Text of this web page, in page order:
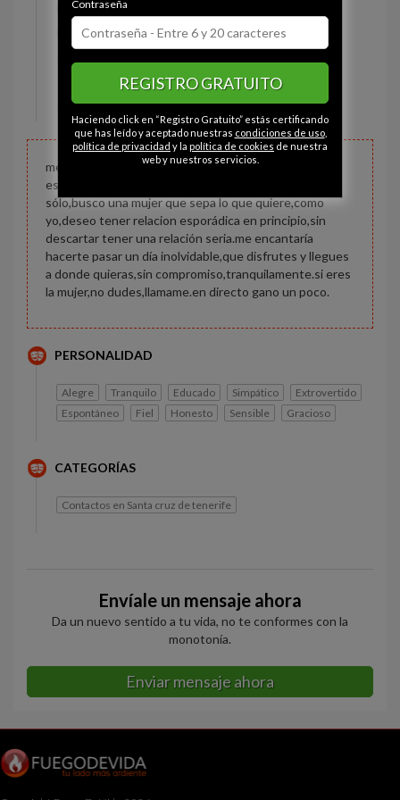
Estado civil:
Fumador/a: Sí
Constitución: Normal
me gustaría conocer a una mujer con la que poder
establecer una relación.aunque llevo algún tiempo
sólo,busco una mujer que sepa lo que quiere,como
yo,deseo tener relacion esporádica en principio,sin
descartar tener una relación seria.me encantaría
hacerte pasar un día inolvidable,que disfrutes y llegues
a donde quieras,sin compromiso,tranquilamente.si eres
la mujer,no dudes,llamame.en directo gano un poco.
PERSONALIDAD
Alegre Tranquilo Educado Simpático
Extrovertido
Espontáneo
Fiel Honesto Sensible Gracioso
CATEGORÍAS
Contactos en Santa cruz de tenerife
Envíale un mensaje ahora
Da un nuevo sentido a tu vida, no te conformes con la
monotonía.
Enviar mensaje ahora
Contraseña
REGISTRO GRATUITO
Haciendo click en “Registro Gratuito” estás certificando
que has leído y aceptado nuestras condiciones de uso,
política de privacidad y la política de cookies de nuestra
web y nuestros servicios.